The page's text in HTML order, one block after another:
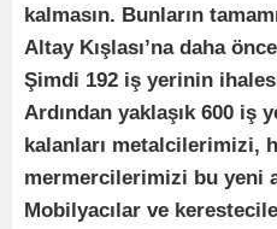
kalmasın. Bunların
Altay Kışlası’na daha
Şimdi 192 iş yerinin
Ardından yaklaşık 600 iş
kalanları metalcilerimizi,
mermercilerimizi bu yeni
Mobilyacılar ve